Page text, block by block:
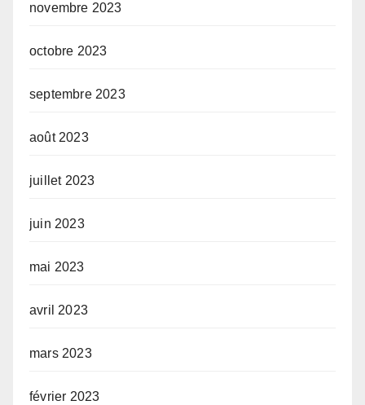
novembre 2023
octobre 2023
septembre 2023
août 2023
juillet 2023
juin 2023
mai 2023
avril 2023
mars 2023
février 2023